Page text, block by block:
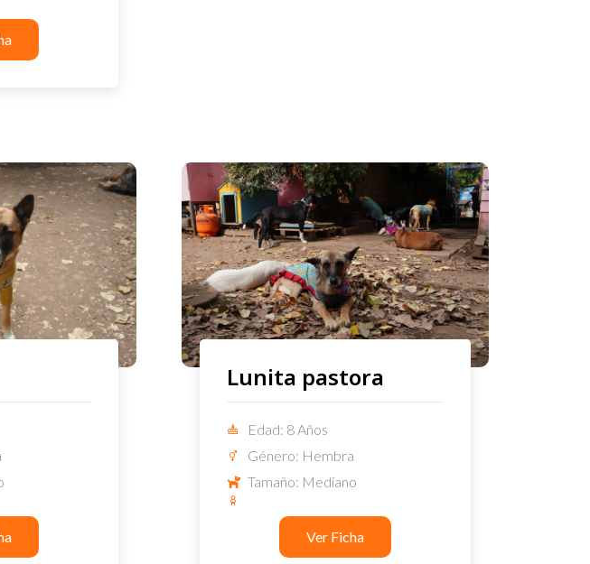
Lunita pastora
Edad: 8 Años
Género: Hembra
Tamaño: Mediano
Ver Ficha